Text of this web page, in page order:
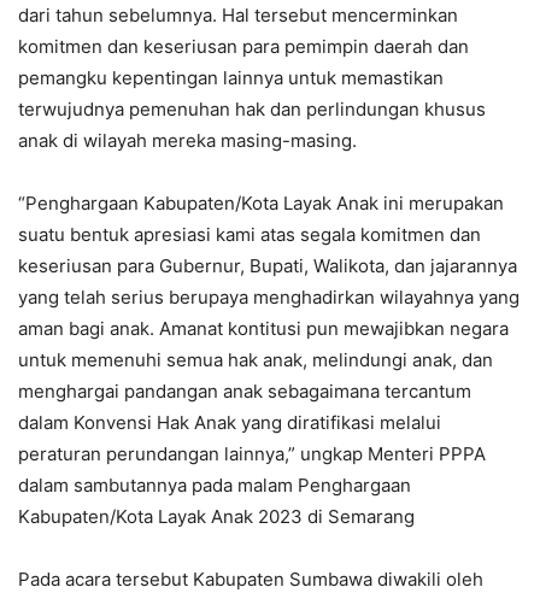
dari tahun sebelumnya. Hal tersebut mencerminkan
komitmen dan keseriusan para pemimpin daerah dan
pemangku kepentingan lainnya untuk memastikan
terwujudnya pemenuhan hak dan perlindungan khusus
anak di wilayah mereka masing-masing.
“Penghargaan Kabupaten/Kota Layak Anak ini merupakan
suatu bentuk apresiasi kami atas segala komitmen dan
keseriusan para Gubernur, Bupati, Walikota, dan jajarannya
yang telah serius berupaya menghadirkan wilayahnya yang
aman bagi anak. Amanat kontitusi pun mewajibkan negara
untuk memenuhi semua hak anak, melindungi anak, dan
menghargai pandangan anak sebagaimana tercantum
dalam Konvensi Hak Anak yang diratifikasi melalui
peraturan perundangan lainnya,” ungkap Menteri PPPA
dalam sambutannya pada malam Penghargaan
Kabupaten/Kota Layak Anak 2023 di Semarang
Pada acara tersebut Kabupaten Sumbawa diwakili oleh